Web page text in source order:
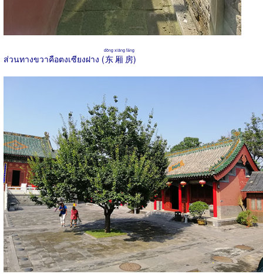
ส่วนทางขวาคือตงเซียงฝาง (东厢房
dōng xiāng fáng
)